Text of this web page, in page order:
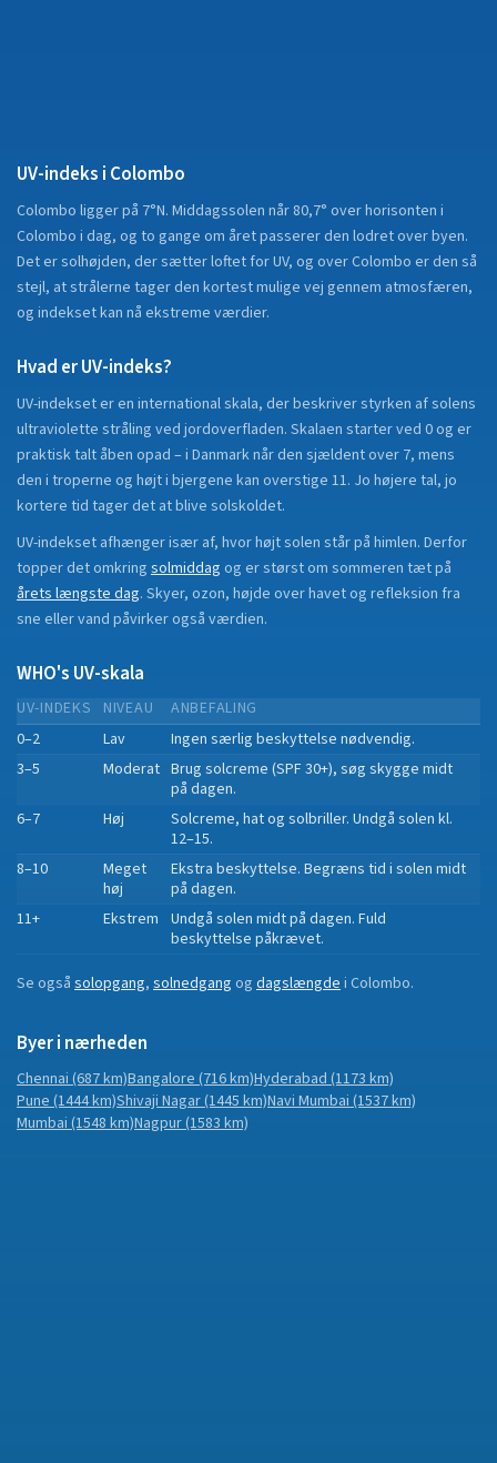
UV-indeks i Colombo
Colombo ligger på 7°N. Middagssolen når 80,7° over horisonten i
Colombo i dag, og to gange om året passerer den lodret over byen.
Det er solhøjden, der sætter loftet for UV, og over Colombo er den så
stejl, at strålerne tager den kortest mulige vej gennem atmosfæren,
og indekset kan nå ekstreme værdier.
Hvad er UV-indeks?
UV-indekset er en international skala, der beskriver styrken af solens
ultraviolette stråling ved jordoverfladen. Skalaen starter ved 0 og er
praktisk talt åben opad – i Danmark når den sjældent over 7, mens
den i troperne og højt i bjergene kan overstige 11. Jo højere tal, jo
kortere tid tager det at blive solskoldet.
UV-indekset afhænger især af, hvor højt solen står på himlen. Derfor
topper det omkring solmiddag og er størst om sommeren tæt på
årets længste dag. Skyer, ozon, højde over havet og refleksion fra
sne eller vand påvirker også værdien.
WHO's UV-skala
UV-INDEKS NIVEAU
ANBEFALING
0–2
Lav
Ingen særlig beskyttelse nødvendig.
3–5
Moderat Brug solcreme (SPF 30+), søg skygge midt
på dagen.
6–7
Høj
Solcreme, hat og solbriller. Undgå solen kl.
12–15.
8–10
Meget
høj
Ekstra beskyttelse. Begræns tid i solen midt
på dagen.
11+
Ekstrem Undgå solen midt på dagen. Fuld
beskyttelse påkrævet.
Se også solopgang, solnedgang og dagslængdei Colombo.
Byer i nærheden
Chennai(687 km)Bangalore(716 km)Hyderabad(1173 km)
Pune(1444 km)Shivaji Nagar(1445 km)Navi Mumbai(1537 km)
Mumbai(1548 km)Nagpur(1583 km)